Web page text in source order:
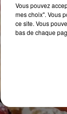
Vous pouvez
mes choix". Vous
ce site. Vous
bas de chaque